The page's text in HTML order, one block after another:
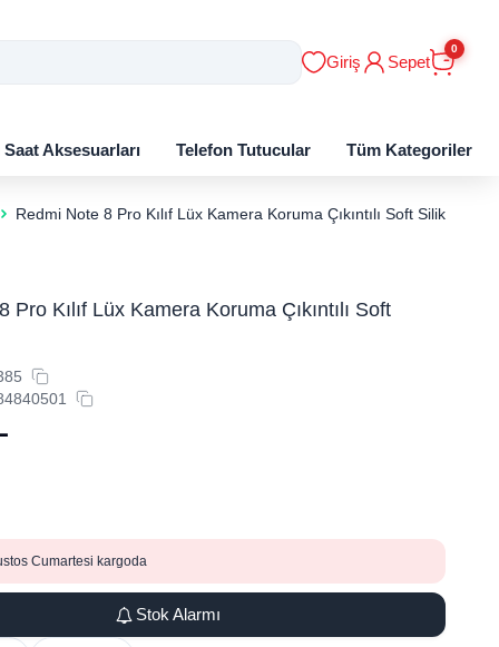
Giriş Sepet
0
Saat Aksesuarları Telefon Tutucular Tüm Kategoriler
Redmi Note 8 Pro Kılıf Lüx Kamera Koruma Çıkıntılı Soft Silikon
Pro Kılıf Lüx Kamera Koruma Çıkıntılı Soft
Cumartesi kargoda
Stok Alarmı